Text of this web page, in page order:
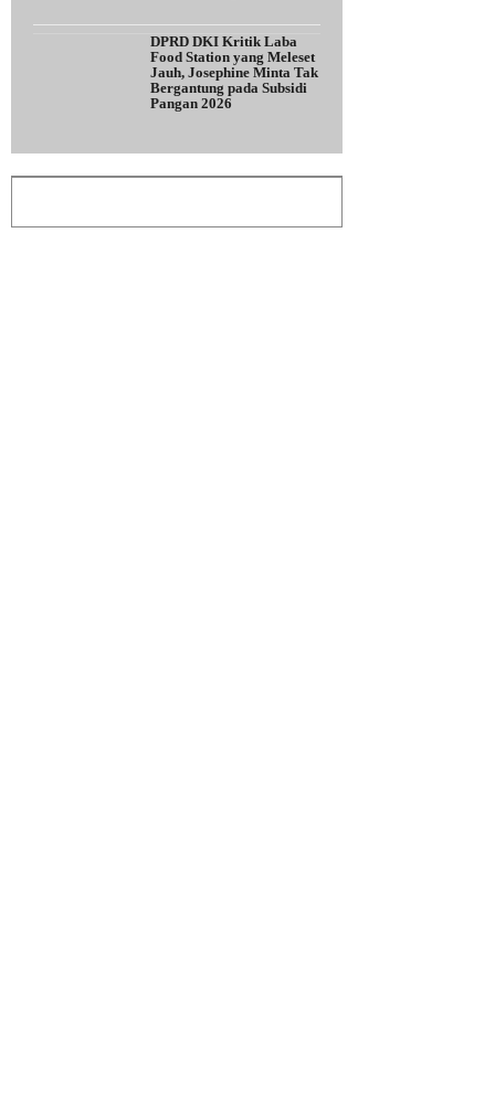
DPRD DKI Kritik Laba
Food Station yang Meleset
Jauh, Josephine Minta Tak
Bergantung pada Subsidi
Pangan 2026